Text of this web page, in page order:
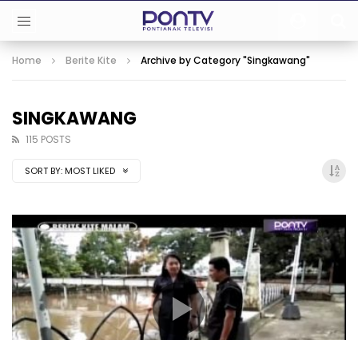
Home Berite Kite Archive by Category "Singkawang"
SINGKAWANG
115 POSTS
SORT BY: MOST LIKED